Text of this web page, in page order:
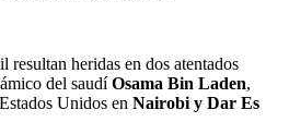
resultan heridas en dos atentados
del saudíOsama Bin Laden,
Unidos en Nairobi y Dar Es